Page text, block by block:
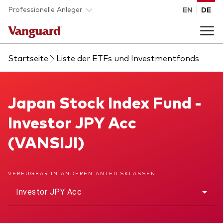
Skip to main content
Professionelle Anleger EN DE
Fonds und ETFs
Liste aller Vanguard Fonds und ETFs
Analysen und Events
Back to main menu
Beraterplattform
Entdecken Sie Vanguard 365
Über uns
Startseite Liste der ETFs und Investmentfonds
Japan Stock Index Fund
Japan Stock Index Fund -
Investor JPY Acc
(VANSIJI)
VERFÜGBAR IN ANDEREN ANTEILSKLASSEN
Investor JPY Acc